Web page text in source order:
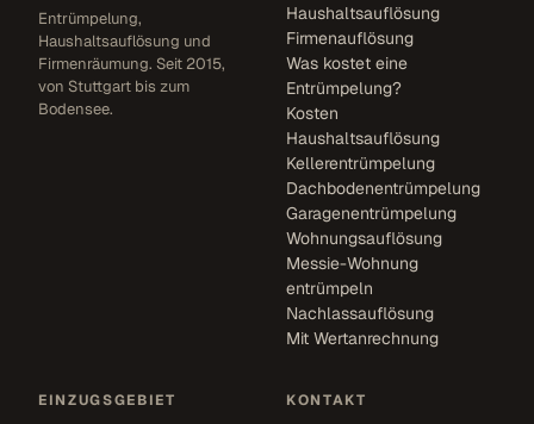
Entrümpelung,
Haushaltsauflösung und
Firmenräumung. Seit 2015,
von Stuttgart bis zum
Bodensee.
Haushaltsauflösung
Firmenauflösung
Was kostet eine
Entrümpelung?
Kosten
Haushaltsauflösung
Kellerentrümpelung
Dachbodenentrümpelung
Garagenentrümpelung
Wohnungsauflösung
Messie-Wohnung
entrümpeln
Nachlassauflösung
Mit Wertanrechnung
EINZUGSGEBIET KONTAKT